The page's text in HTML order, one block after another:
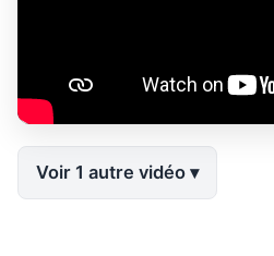
Voir 1 autre vidéo